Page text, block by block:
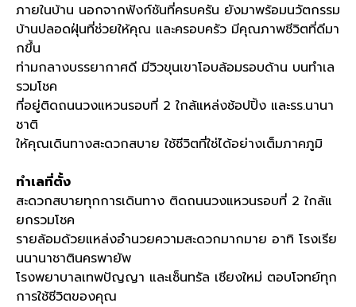
ภายในบ้าน นอกจากฟังก์ชันที่ครบครัน ยังมาพร้อมนวัตกรรม
บ้านปลอดฝุ่นที่ช่วยให้คุณ และครอบครัว มีคุณภาพชีวิตที่ดีมา
กขึ้น
ท่ามกลางบรรยากาศดี มีวิวขุนเขาโอบล้อมรอบด้าน บนทำเล
รวมโชค
ที่อยู่ติดถนนวงแหวนรอบที่ 2ใกล้แหล่งช้อปปิ้ง และรร.นานา
ชาติ
ให้คุณเดินทางสะดวกสบาย ใช้ชีวิตที่ใช่ได้อย่างเต็มภาคภูมิ
ทำเลที่ตั้ง
สะดวกสบายทุกการเดินทาง ติดถนนวงแหวนรอบที่ 2ใกล้แ
ยกรวมโชค
รายล้อมด้วยแหล่งอำนวยความสะดวกมากมาย อาทิ โรงเรีย
นนานาชาตินครพายัพ
โรงพยาบาลเทพปัญญา และเซ็นทรัล เชียงใหม่ ตอบโจทย์ทุก
การใช้ชีวิตของคุณ